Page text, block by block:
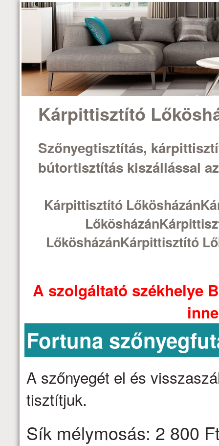
Kárpittisztító
Szőnyegtisztítás,
bútortisztítás kiszállással
Kárpittisztító
LőkösházánKárpittisztító
A szolgáltató székhelye
Fortuna
A szőnyegét el és
tisztítjuk.
Sík mélymosás: 2 800